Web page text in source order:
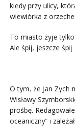
kiedy przy ulicy,
wiewiórka z
To miasto żyje
Ale śpij, jeszcze śpij
O tym, że Jan Zych
Wisławy
prośbę.
oceaniczny” i